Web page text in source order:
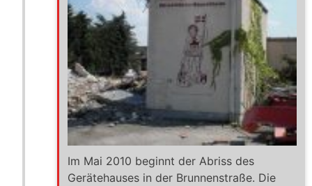
Im Mai 2010 beginnt der Abriss des
Gerätehauses in der Brunnenstraße. Die